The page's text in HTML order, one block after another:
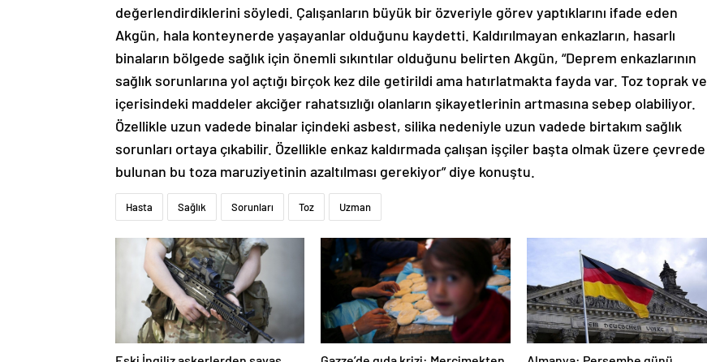
değerlendirdiklerini söyledi. Çalışanların büyük bir özveriyle görev yaptıklarını ifade eden
Akgün, hala konteynerde yaşayanlar olduğunu kaydetti. Kaldırılmayan enkazların, hasarlı
binaların bölgede sağlık için önemli sıkıntılar olduğunu belirten Akgün, “Deprem enkazlarının
sağlık sorunlarına yol açtığı birçok kez dile getirildi ama hatırlatmakta fayda var. Toz toprak ve
içerisindeki maddeler akciğer rahatsızlığı olanların şikayetlerinin artmasına sebep olabiliyor.
Özellikle uzun vadede binalar içindeki asbest, silika nedeniyle uzun vadede birtakım sağlık
sorunları ortaya çıkabilir. Özellikle enkaz kaldırmada çalışan işçiler başta olmak üzere çevrede
bulunan bu toza maruziyetinin azaltılması gerekiyor” diye konuştu.
Hasta Sağlık Sorunları Toz Uzman